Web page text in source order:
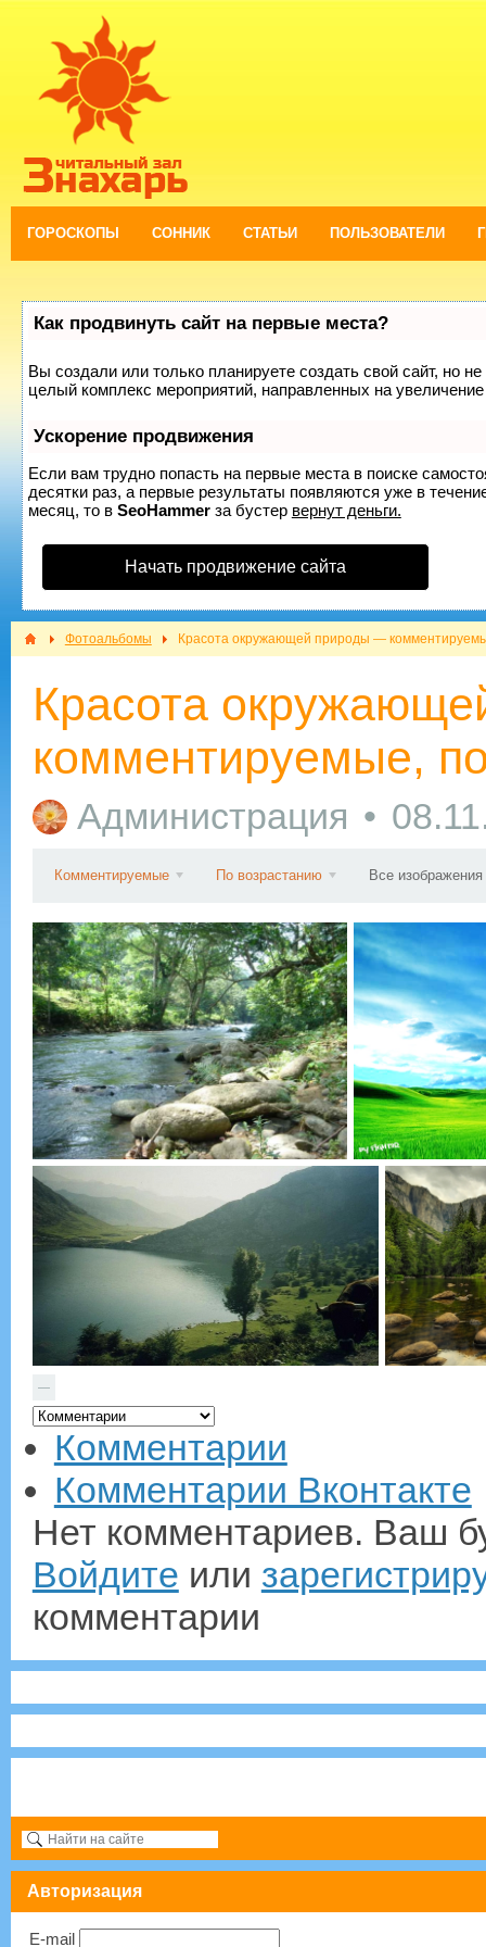
ГОРОСКОПЫ СОННИК СТАТЬИ ПОЛЬЗОВАТЕЛИ
Как продвинуть сайт на первые места?
Вы создали или только планируете создать свой сайт, но
целый комплекс мероприятий, направленных на
Ускорение продвижения
Если вам трудно попасть на первые места в поиске
десятки раз, а первые результаты появляются уже в
месяц, то в SeoHammerза бустер вернут деньги.
Начать продвижение сайта
Фотоальбомы Красота окружающей природы —
Красота
комментируемые,
Администрация
Комментируемые По возрастанию Все изображения
—
Комментарии
Комментарии Вконтакте
Нет комментариев. Ваш
Войдите или
комментарии
Авторизация
E-mail